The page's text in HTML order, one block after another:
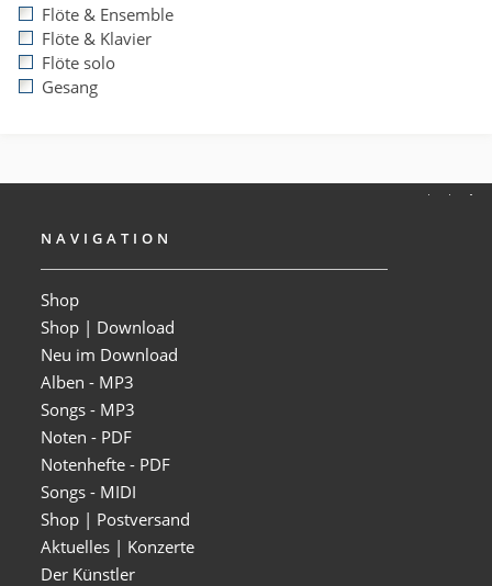
Flöte & Ensemble
Flöte & Klavier
Flöte solo
Gesang
NAVIGATION
Shop
Shop | Download
Neu im Download
Alben - MP3
Songs - MP3
Noten - PDF
Notenhefte - PDF
Songs - MIDI
Shop | Postversand
Aktuelles | Konzerte
Der Künstler